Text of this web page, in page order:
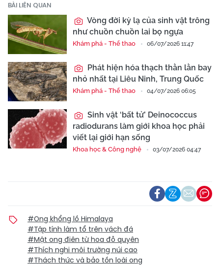
BÀI LIÊN QUAN
Vòng đời kỳ lạ của sinh vật trông
như chuồn chuồn lai bọ ngựa
Khám phá - Thể thao 06/07/2026 11:47
Phát hiện hóa thạch thằn lằn bay
nhỏ nhất tại Liêu Ninh, Trung Quốc
Khám phá - Thể thao 04/07/2026 06:05
Sinh vật ‘bất tử’ Deinococcus
radiodurans làm giới khoa học phải
viết lại giới hạn sống
Khoa học & Công nghệ 03/07/2026 04:47
#Ong khổng lồ Himalaya
#Tập tính làm tổ trên vách đá
#Mật ong điên từ hoa đỗ quyên
#Thích nghi môi trường núi cao
#Thách thức và bảo tồn loài ong